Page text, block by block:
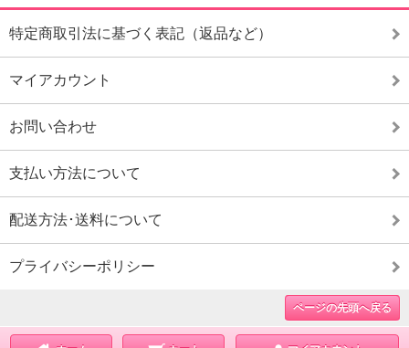
特定商取引法に基づく表記（返品など）
マイアカウント
お問い合わせ
支払い方法について
配送方法･送料について
プライバシーポリシー
ページの先頭へ戻る